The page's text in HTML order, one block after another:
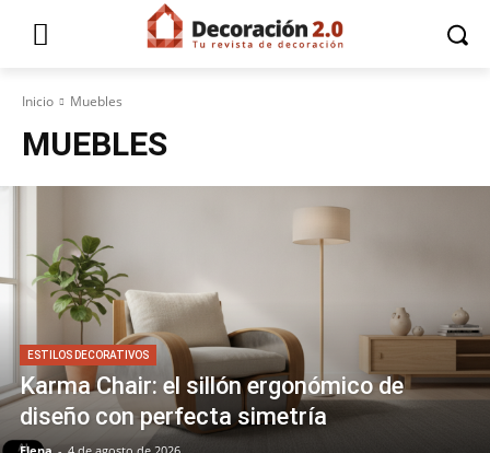
Inicio Muebles
MUEBLES
ESTILOS DECORATIVOS
Karma Chair: el sillón ergonómico de
diseño con perfecta simetría